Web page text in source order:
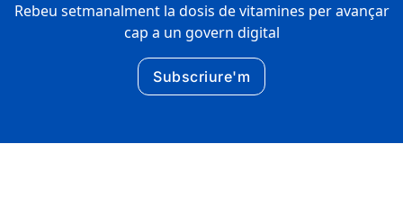
Rebeu setmanalment la dosis de vitamines per avançar
cap a un govern digital
Subscriure'm